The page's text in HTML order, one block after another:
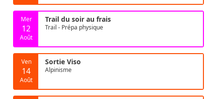
Mer
12
Août
Trail du soir au frais
Trail - Prépa physique
Ven
14
Août
Sortie Viso
Alpinisme